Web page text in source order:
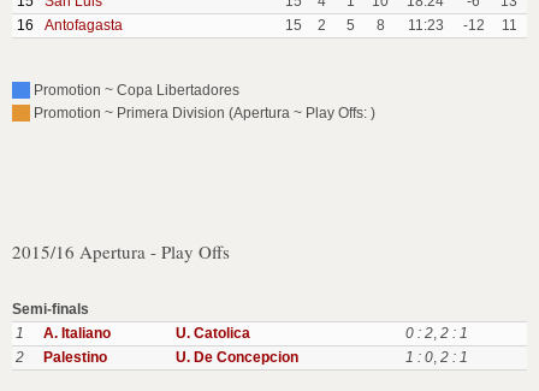
16
Antofagasta 15 2 5 8 11:23 -12 11
Promotion ~ Copa Libertadores
Promotion ~ Primera Division (Apertura ~ Play Offs: )
2015/16 Apertura - Play Offs
Semi-finals
1
A. Italiano U. Catolica 0 : 2, 2 : 1
2
Palestino U. De Concepcion 1 : 0, 2 : 1